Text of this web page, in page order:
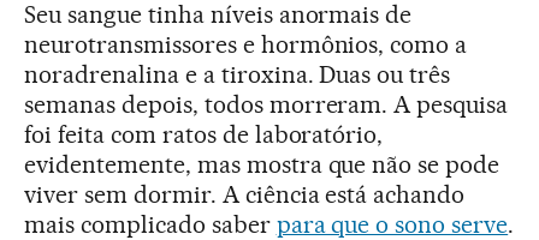
Seu sangue tinha níveis anormais de
neurotransmissores e hormônios, como a
noradrenalina e a tiroxina. Duas ou três
semanas depois, todos morreram. A pesquisa
foi feita com ratos de laboratório,
evidentemente, mas mostra que não se pode
viver sem dormir. A ciência está achando
mais complicado saber para que o sono serve.